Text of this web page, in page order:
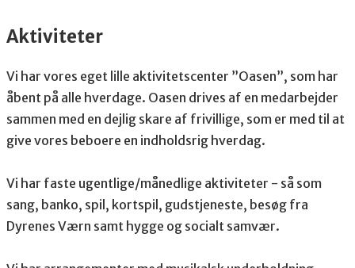
Aktiviteter
Vi har vores eget lille aktivitetscenter ”Oasen”, som har
åbent på alle hverdage. Oasen drives af en medarbejder
sammen med en dejlig skare af frivillige, som er med til at
give vores beboere en indholdsrig hverdag.
Vi har faste ugentlige/månedlige aktiviteter - så som
sang, banko, spil, kortspil, gudstjeneste, besøg fra
Dyrenes Værn samt hygge og socialt samvær.